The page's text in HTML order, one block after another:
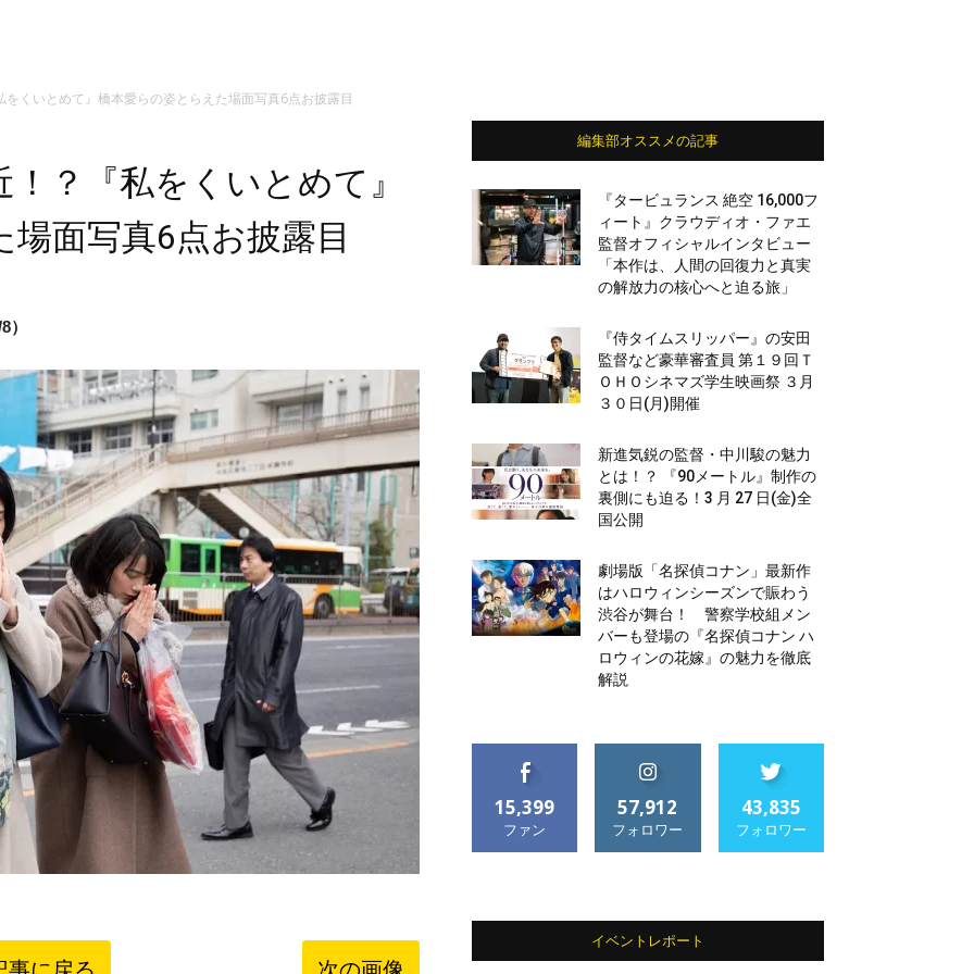
くいとめて』橋本愛らの姿とらえた場面写真6点お披露目
？『私をくいとめて』
面写真6点お披露目
編集部オススメの記事
『タービュランス 絶空 16,000フ
ィート』クラウディオ・ファエ
監督オフィシャルインタビュー
「本作は、人間の回復力と真実
の解放力の核心へと迫る旅」
『侍タイムスリッパー』の安田
監督など豪華審査員 第１９回Ｔ
ＯＨＯシネマズ学生映画祭 ３月
３０日(月)開催
新進気鋭の監督・中川駿の魅力
とは！？ 『90メートル』制作の
裏側にも迫る！3 月 27 日(金)全
国公開
劇場版「名探偵コナン」最新作
はハロウィンシーズンで賑わう
渋谷が舞台！ 警察学校組メン
バーも登場の『名探偵コナン ハ
ロウィンの花嫁』の魅力を徹底
解説
15,399
ファン
57,912
フォロワー
43,835
フォロワー
イベントレポート